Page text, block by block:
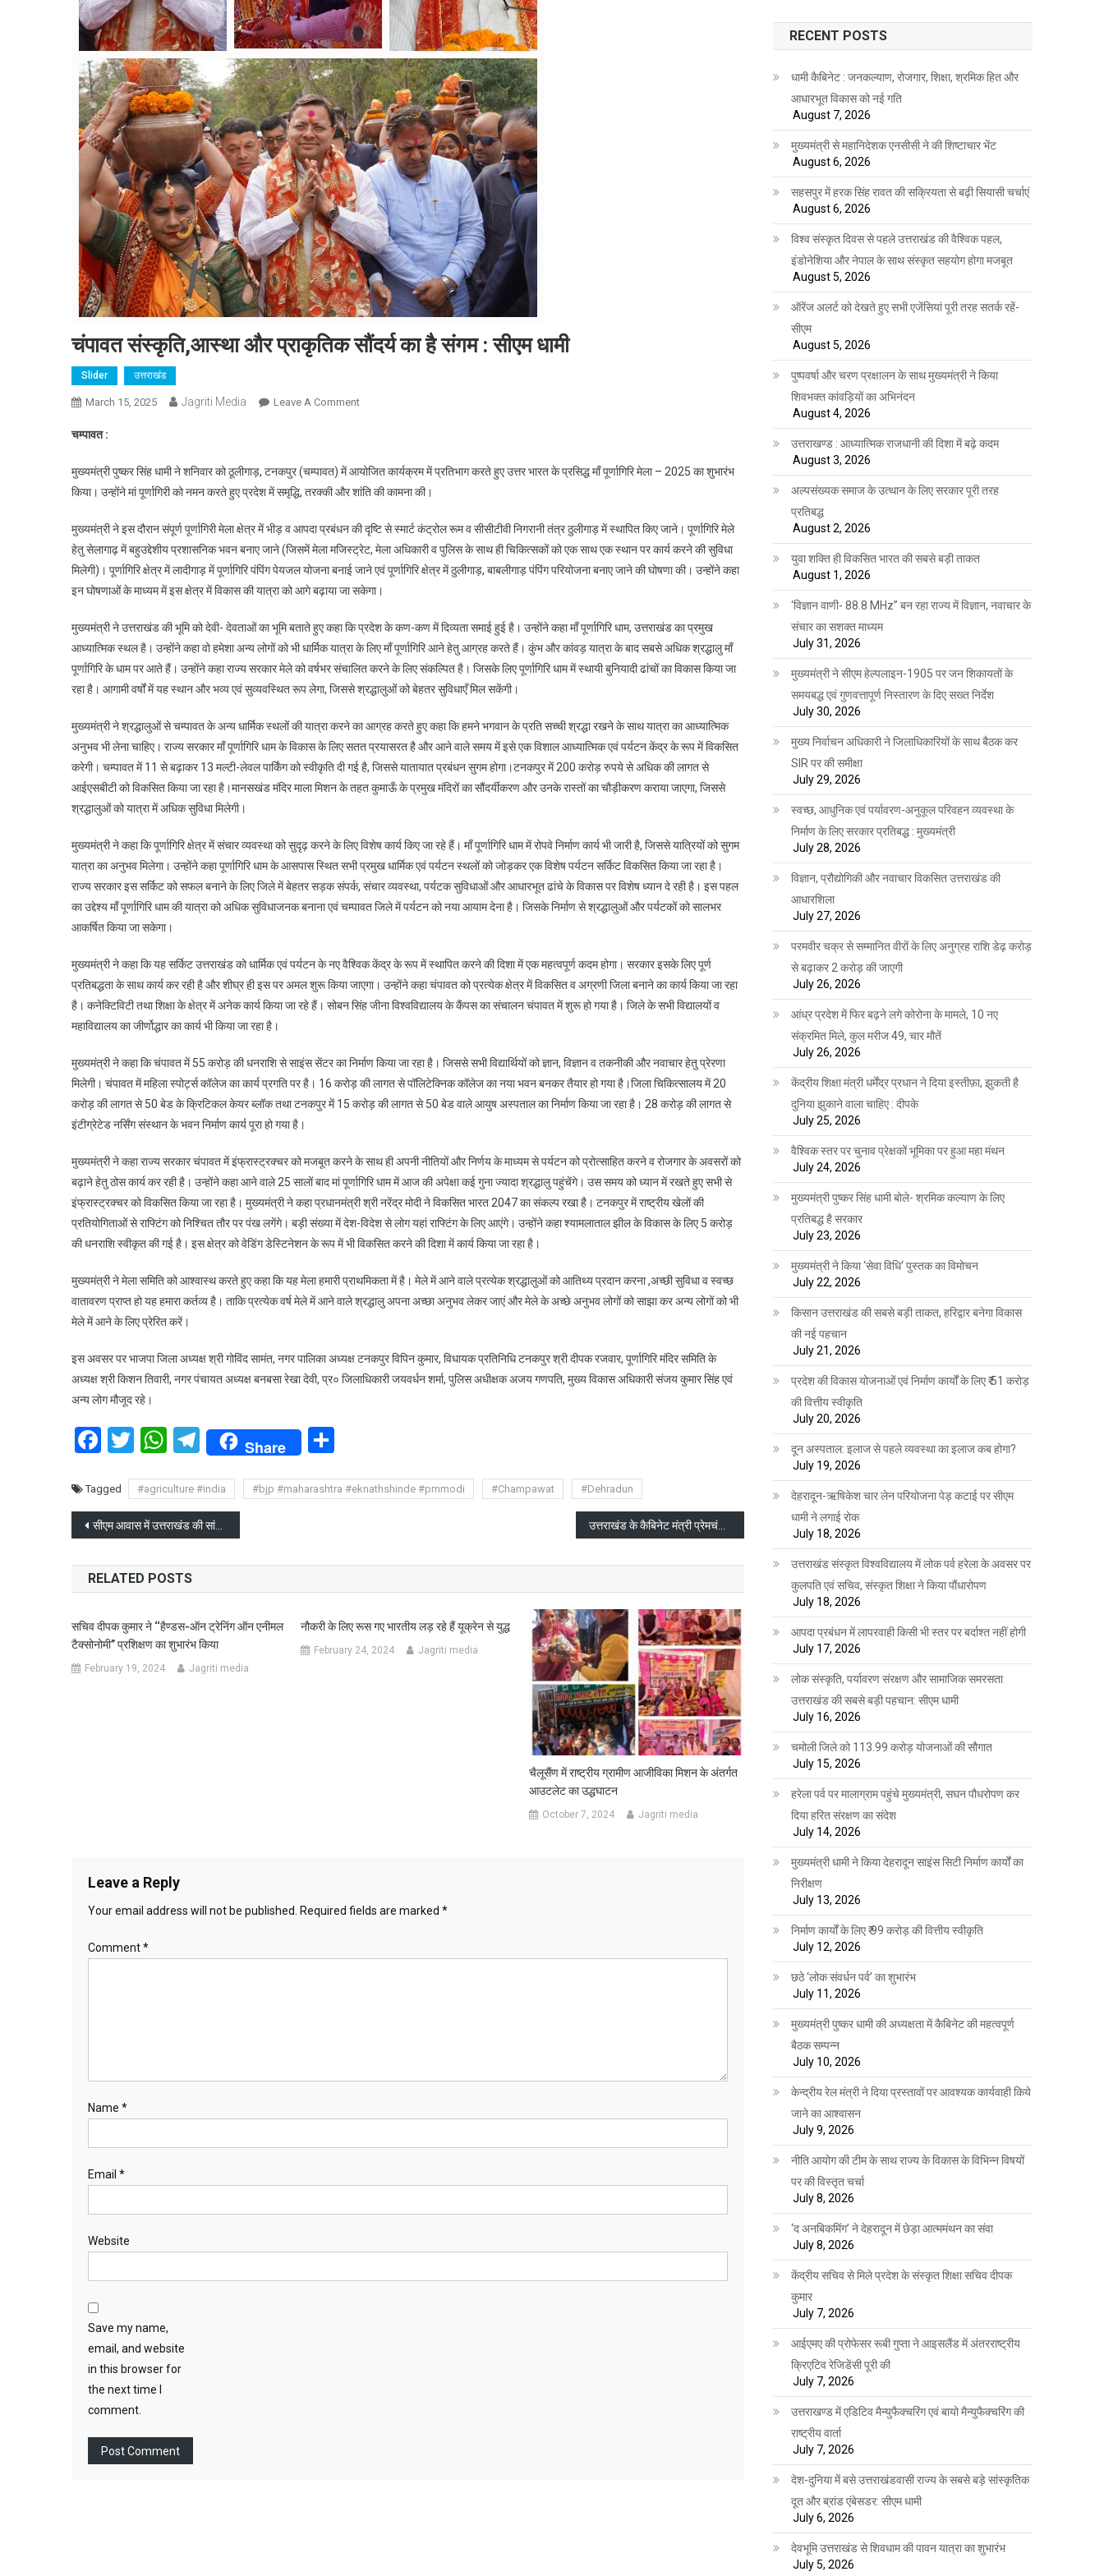
चंपावत संस्कृति,आस्था और प्राकृतिक सौंदर्य का है संगम : सीएम धामी
Slider उत्तराखंड
March 15, 2025 Jagriti Media Leave A CommentOn
प्राकृतिक
सौंदर्य
है
संगम
:
सीएम
चम्पावत :
मुख्यमंत्री पुष्कर सिंह धामी ने शनिवार को ठूलीगाड़, टनकपुर (चम्पावत) में आयोजित कार्यक्रम में प्रतिभाग करते हुए उत्तर भारत के प्रसिद्ध माँ पूर्णागिरि मेला – 2025 का शुभारंभ
किया। उन्होंने मां पूर्णागिरी को नमन करते हुए प्रदेश में समृद्धि, तरक्की और शांति की कामना की।
मुख्यमंत्री ने इस दौरान संपूर्ण पूर्णागिरी मेला क्षेत्र में भीड़ व आपदा प्रबंधन की दृष्टि से स्मार्ट कंट्रोल रूम व सीसीटीवी निगरानी तंत्र ठुलीगाड़ में स्थापित किए जाने। पूर्णागिरि मेले
हेतु सेलागाढ़ में बहुउद्देशीय प्रशासनिक भवन बनाए जाने (जिसमें मेला मजिस्ट्रेट, मेला अधिकारी व पुलिस के साथ ही चिकित्सकों को एक साथ एक स्थान पर कार्य करने की सुविधा
मिलेगी)। पूर्णागिरि क्षेत्र में लादीगाड़ में पूर्णागिरि पंपिंग पेयजल योजना बनाई जाने एवं पूर्णागिरि क्षेत्र में ठुलीगाड़, बाबलीगाड़ पंपिंग परियोजना बनाए जाने की घोषणा की। उन्होंने कहा
इन घोषणाओं के माध्यम में इस क्षेत्र में विकास की यात्रा को आगे बढ़ाया जा सकेगा।
मुख्यमंत्री ने उत्तराखंड की भूमि को देवी- देवताओं का भूमि बताते हुए कहा कि प्रदेश के कण-कण में दिव्यता समाई हुई है। उन्होंने कहा माँ पूर्णागिरि धाम, उत्तराखंड का प्रमुख
आध्यात्मिक स्थल है। उन्होंने कहा वो हमेशा अन्य लोगों को भी धार्मिक यात्रा के लिए माँ पूर्णागिरि आने हेतु आग्रह करते हैं। कुंभ और कांवड़ यात्रा के बाद सबसे अधिक श्रद्धालु माँ
पूर्णागिरि के धाम पर आते हैं। उन्होंने कहा राज्य सरकार मेले को वर्षभर संचालित करने के लिए संकल्पित है। जिसके लिए पूर्णागिरि धाम में स्थायी बुनियादी ढांचों का विकास किया जा
रहा है। आगामी वर्षों में यह स्थान और भव्य एवं सुव्यवस्थित रूप लेगा, जिससे श्रद्धालुओं को बेहतर सुविधाएँ मिल सकेंगी।
मुख्यमंत्री ने श्रद्धालुओं से चम्पावत के अन्य धार्मिक स्थलों की यात्रा करने का आग्रह करते हुए कहा कि हमने भगवान के प्रति सच्ची श्रद्धा रखने के साथ यात्रा का आध्यात्मिक
अनुभव भी लेना चाहिए। राज्य सरकार माँ पूर्णागिरि धाम के विकास के लिए सतत प्रयासरत है और आने वाले समय में इसे एक विशाल आध्यात्मिक एवं पर्यटन केंद्र के रूप में विकसित
करेगी। चम्पावत में 11 से बढ़ाकर 13 मल्टी-लेवल पार्किंग को स्वीकृति दी गई है, जिससे यातायात प्रबंधन सुगम होगा।टनकपुर में 200 करोड़ रुपये से अधिक की लागत से
आईएसबीटी को विकसित किया जा रहा है।मानसखंड मंदिर माला मिशन के तहत कुमाऊँ के प्रमुख मंदिरों का सौंदर्यीकरण और उनके रास्तों का चौड़ीकरण कराया जाएगा, जिससे
श्रद्धालुओं को यात्रा में अधिक सुविधा मिलेगी।
मुख्यमंत्री ने कहा कि पूर्णागिरि क्षेत्र में संचार व्यवस्था को सुदृढ़ करने के लिए विशेष कार्य किए जा रहे हैं। माँ पूर्णागिरि धाम में रोपवे निर्माण कार्य भी जारी है, जिससे यात्रियों को सुगम
यात्रा का अनुभव मिलेगा। उन्होंने कहा पूर्णागिरि धाम के आसपास स्थित सभी प्रमुख धार्मिक एवं पर्यटन स्थलों को जोड़कर एक विशेष पर्यटन सर्किट विकसित किया जा रहा है।
राज्य सरकार इस सर्किट को सफल बनाने के लिए जिले में बेहतर सड़क संपर्क, संचार व्यवस्था, पर्यटक सुविधाओं और आधारभूत ढांचे के विकास पर विशेष ध्यान दे रही है। इस पहल
का उद्देश्य माँ पूर्णागिरि धाम की यात्रा को अधिक सुविधाजनक बनाना एवं चम्पावत जिले में पर्यटन को नया आयाम देना है। जिसके निर्माण से श्रद्धालुओं और पर्यटकों को सालभर
आकर्षित किया जा सकेगा।
मुख्यमंत्री ने कहा कि यह सर्किट उत्तराखंड को धार्मिक एवं पर्यटन के नए वैश्विक केंद्र के रूप में स्थापित करने की दिशा में एक महत्वपूर्ण कदम होगा। सरकार इसके लिए पूर्ण
प्रतिबद्धता के साथ कार्य कर रही है और शीघ्र ही इस पर अमल शुरू किया जाएगा। उन्होंने कहा चंपावत को प्रत्येक क्षेत्र में विकसित व अग्रणी जिला बनाने का कार्य किया जा रहा
है। कनेक्टिविटी तथा शिक्षा के क्षेत्र में अनेक कार्य किया जा रहे हैं। सोबन सिंह जीना विश्वविद्यालय के कैंपस का संचालन चंपावत में शुरू हो गया है। जिले के सभी विद्यालयों व
महाविद्यालय का जीर्णोद्धार का कार्य भी किया जा रहा है।
मुख्यमंत्री ने कहा कि चंपावत में 55 करोड़ की धनराशि से साइंस सेंटर का निर्माण किया जा रहा है। जिससे सभी विद्यार्थियों को ज्ञान, विज्ञान व तकनीकी और नवाचार हेतु प्रेरणा
मिलेगी। चंपावत में महिला स्पोर्ट्स कॉलेज का कार्य प्रगति पर है। 16 करोड़ की लागत से पॉलिटेक्निक कॉलेज का नया भवन बनकर तैयार हो गया है।जिला चिकित्सालय में 20
करोड़ की लागत से 50 बेड के क्रिटिकल केयर ब्लॉक तथा टनकपुर में 15 करोड़ की लागत से 50 बेड वाले आयुष अस्पताल का निर्माण किया जा रहा है। 28 करोड़ की लागत से
इंटीग्रेटेड नर्सिंग संस्थान के भवन निर्माण कार्य पूरा हो गया है।
मुख्यमंत्री ने कहा राज्य सरकार चंपावत में इंफ्रास्ट्रक्चर को मजबूत करने के साथ ही अपनी नीतियों और निर्णय के माध्यम से पर्यटन को प्रोत्साहित करने व रोजगार के अवसरों को
बढ़ाने हेतु ठोस कार्य कर रही है। उन्होंने कहा आने वाले 25 सालों बाद मां पूर्णागिरि धाम में आज की अपेक्षा कई गुना ज्यादा श्रद्धालु पहुंचेंगे। उस समय को ध्यान में रखते हुए सभी से
इंफ्रास्ट्रक्चर को विकसित किया जा रहा है। मुख्यमंत्री ने कहा प्रधानमंत्री श्री नरेंद्र मोदी ने विकसित भारत 2047 का संकल्प रखा है। टनकपुर में राष्ट्रीय खेलों की
प्रतियोगिताओं से राफ्टिंग को निश्चित तौर पर पंख लगेंगे। बड़ी संख्या में देश-विदेश से लोग यहां राफ्टिंग के लिए आएंगे। उन्होंने कहा श्यामलाताल झील के विकास के लिए 5 करोड़
की धनराशि स्वीकृत की गई है। इस क्षेत्र को वेडिंग डेस्टिनेशन के रूप में भी विकसित करने की दिशा में कार्य किया जा रहा है।
मुख्यमंत्री ने मेला समिति को आश्वास्थ करते हुए कहा कि यह मेला हमारी प्राथमिकता में है। मेले में आने वाले प्रत्येक श्रद्धालुओं को आतिथ्य प्रदान करना ,अच्छी सुविधा व स्वच्छ
वातावरण प्राप्त हो यह हमारा कर्तव्य है। ताकि प्रत्येक वर्ष मेले में आने वाले श्रद्धालु अपना अच्छा अनुभव लेकर जाएं और मेले के अच्छे अनुभव लोगों को साझा कर अन्य लोगों को भी
मेले में आने के लिए प्रेरित करें।
इस अवसर पर भाजपा जिला अध्यक्ष श्री गोविंद सामंत, नगर पालिका अध्यक्ष टनकपुर विपिन कुमार, विधायक प्रतिनिधि टनकपुर श्री दीपक रजवार, पूर्णागिरि मंदिर समिति के
अध्यक्ष श्री किशन तिवारी, नगर पंचायत अध्यक्ष बनबसा रेखा देवी, प्र० जिलाधिकारी जयवर्धन शर्मा, पुलिस अधीक्षक अजय गणपति, मुख्य विकास अधिकारी संजय कुमार सिंह एवं
अन्य लोग मौजूद रहे।
Facebook
Twitter
WhatsApp
Telegram
Share
Tagged #agriculture #india #bjp #maharashtra #eknathshinde #pmmodi #Champawat #Dehradun
Post
navigation
सीएम आवास में उत्तराखंड की सांस्कृतिक समृद्धि और एकता के हुए दर्शन
RELATED POSTS
सचिव दीपक कुमार ने ‘‘हैण्डस-ऑन ट्रेनिंग ऑन एनीमल
टैक्सोनोमी’’ प्रशिक्षण का शुभारंभ किया
February 19, 2024 Jagriti media
नौकरी के लिए रूस गए भारतीय लड़ रहे हैं यूक्रेन से युद्ध
February 24, 2024 Jagriti media
चैलूसैंण में राष्ट्रीय ग्रामीण आजीविका मिशन के अंतर्गत
आउटलेट का उद्धघाटन
October 7, 2024 Jagriti media
Leave a Reply
Your email address will not be published. Required fields are marked *
Comment*
Name *
Email *
Website
Save my name,
email, and website
in this browser for
the next time I
comment.
RECENT POSTS
धामी कैबिनेट : जनकल्याण, रोजगार, शिक्षा, श्रमिक हित और
आधारभूत विकास को नई गति
August 7, 2026
मुख्यमंत्री से महानिदेशक एनसीसी ने की शिष्टाचार भेंट
August 6, 2026
सहसपुर में हरक सिंह रावत की सक्रियता से बढ़ी सियासी चर्चाएं
August 6, 2026
विश्व संस्कृत दिवस से पहले उत्तराखंड की वैश्विक पहल,
इंडोनेशिया और नेपाल के साथ संस्कृत सहयोग होगा मजबूत
August 5, 2026
ऑरेंज अलर्ट को देखते हुए सभी एजेंसियां पूरी तरह सतर्क रहें-
सीएम
August 5, 2026
पुष्पवर्षा और चरण प्रक्षालन के साथ मुख्यमंत्री ने किया
शिवभक्त कांवड़ियों का अभिनंदन
August 4, 2026
उत्तराखण्ड : आध्यात्मिक राजधानी की दिशा में बढ़े कदम
August 3, 2026
अल्पसंख्यक समाज के उत्थान के लिए सरकार पूरी तरह
प्रतिबद्ध
August 2, 2026
युवा शक्ति ही विकसित भारत की सबसे बड़ी ताकत
August 1, 2026
‘विज्ञान वाणी- 88.8 MHz” बन रहा राज्य में विज्ञान, नवाचार के
संचार का सशक्त माध्यम
July 31, 2026
मुख्यमंत्री ने सीएम हेल्पलाइन-1905 पर जन शिकायतों के
समयबद्ध एवं गुणवत्तापूर्ण निस्तारण के दिए सख्त निर्देश
July 30, 2026
मुख्य निर्वाचन अधिकारी ने जिलाधिकारियों के साथ बैठक कर
SIR पर की समीक्षा
July 29, 2026
स्वच्छ, आधुनिक एवं पर्यावरण-अनुकूल परिवहन व्यवस्था के
निर्माण के लिए सरकार प्रतिबद्ध : मुख्यमंत्री
July 28, 2026
विज्ञान, प्रौद्योगिकी और नवाचार विकसित उत्तराखंड की
आधारशिला
July 27, 2026
परमवीर चक्र से सम्मानित वीरों के लिए अनुग्रह राशि डेढ़ करोड़
से बढ़ाकर 2 करोड़ की जाएगी
July 26, 2026
आंध्र प्रदेश में फिर बढ़ने लगे कोरोना के मामले, 10 नए
संक्रमित मिले, कुल मरीज 49, चार मौतें
July 26, 2026
केंद्रीय शिक्षा मंत्री धर्मेंद्र प्रधान ने दिया इस्तीफ़ा, झुकती है
दुनिया झुकाने वाला चाहिए : दीपके
July 25, 2026
वैश्विक स्तर पर चुनाव प्रेक्षकों भूमिका पर हुआ महा मंथन
July 24, 2026
मुख्यमंत्री पुष्कर सिंह धामी बोले- श्रमिक कल्याण के लिए
प्रतिबद्ध है सरकार
July 23, 2026
मुख्यमंत्री ने किया ‘सेवा विधि‘ पुस्तक का विमोचन
July 22, 2026
किसान उत्तराखंड की सबसे बड़ी ताकत, हरिद्वार बनेगा विकास
की नई पहचान
July 21, 2026
प्रदेश की विकास योजनाओं एवं निर्माण कार्यों के लिए ₹ 51 करोड़
की वित्तीय स्वीकृति
July 20, 2026
दून अस्पताल: इलाज से पहले व्यवस्था का इलाज कब होगा?
July 19, 2026
देहरादून-ऋषिकेश चार लेन परियोजना पेड़ कटाई पर सीएम
धामी ने लगाई रोक
July 18, 2026
उत्तराखंड संस्कृत विश्वविद्यालय में लोक पर्व हरेला के अवसर पर
कुलपति एवं सचिव, संस्कृत शिक्षा ने किया पौंधारोपण
July 18, 2026
आपदा प्रबंधन में लापरवाही किसी भी स्तर पर बर्दाश्त नहीं होगी
July 17, 2026
लोक संस्कृति, पर्यावरण संरक्षण और सामाजिक समरसता
उत्तराखंड की सबसे बड़ी पहचान: सीएम धामी
July 16, 2026
चमोली जिले को 113.99 करोड़ योजनाओं की सौगात
July 15, 2026
हरेला पर्व पर मालाग्राम पहुंचे मुख्यमंत्री, सघन पौधरोपण कर
दिया हरित संरक्षण का संदेश
July 14, 2026
मुख्यमंत्री धामी ने किया देहरादून साइंस सिटी निर्माण कार्यों का
निरीक्षण
July 13, 2026
निर्माण कार्यों के लिए ₹ 99 करोड़ की वित्तीय स्वीकृति
July 12, 2026
छठे ‘लोक संवर्धन पर्व’ का शुभारंभ
July 11, 2026
मुख्यमंत्री पुष्कर धामी की अध्यक्षता में कैबिनेट की महत्वपूर्ण
बैठक सम्पन्न
July 10, 2026
केन्द्रीय रेल मंत्री ने दिया प्रस्तावों पर आवश्यक कार्यवाही किये
जाने का आश्वासन
July 9, 2026
नीति आयोग की टीम के साथ राज्य के विकास के विभिन्न विषयों
पर की विस्तृत चर्चा
July 8, 2026
‘द अनबिकमिंग’ ने देहरादून में छेड़ा आत्ममंथन का संवा
July 8, 2026
केंद्रीय सचिव से मिले प्रदेश के संस्कृत शिक्षा सचिव दीपक
कुमार
July 7, 2026
आईएमए की प्रोफेसर रूबी गुप्ता ने आइसलैंड में अंतरराष्ट्रीय
क्रिएटिव रेजिडेंसी पूरी की
July 7, 2026
उत्तराखण्ड में एडिटिव मैन्युफैक्चरिंग एवं बायो मैन्युफैक्चरिंग की
राष्ट्रीय वार्ता
July 7, 2026
देश-दुनिया में बसे उत्तराखंडवासी राज्य के सबसे बड़े सांस्कृतिक
दूत और ब्रांड एंबेसडर: सीएम धामी
July 6, 2026
देवभूमि उत्तराखंड से शिवधाम की पावन यात्रा का शुभारंभ
July 5, 2026